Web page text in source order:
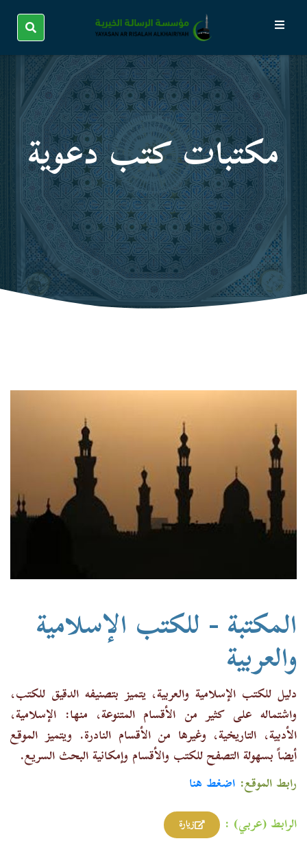
مكتبات كتب دعوية
المكتبة - للكتب الإسلامية
والعربية
دليل للكتب الإسلامية والعربية، يتميز بتصنيفه الدقيق للكتب،
واشتماله على كثير من الأقسام المتنوعة، منها: الإسلامية،
الأدبية، التاريخية، وغيرها من الأقسام النادرة. ويتميز الموقع
أيضاً بسهولة التصفح للكتب والأقسام وإمكانية البحث السريع.
رابط الموقع: اضغط هنا
الرابط (عربي) :
زيارة